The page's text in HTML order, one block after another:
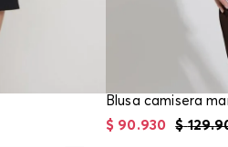
$ 129.
$ 90.930